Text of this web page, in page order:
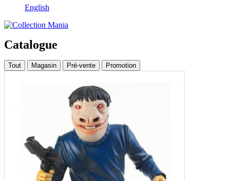
English
Catalogue
Tout Magasin Pré-vente Promotion